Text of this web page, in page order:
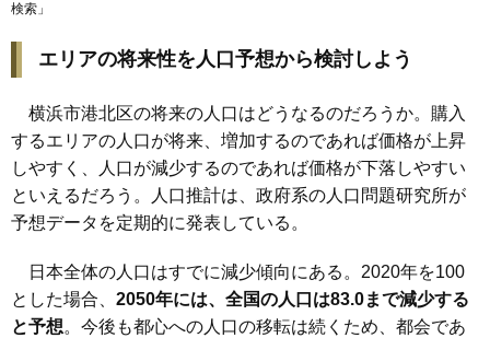
検索 」
エリアの将来性を人口予想から検討しよう
横浜市港北区の将来の人口はどうなるのだろうか。購入
するエリアの人口が将来、増加するのであれば価格が上昇
しやすく、人口が減少するのであれば価格が下落しやすい
といえるだろう。人口推計は、政府系の人口問題研究所が
予想データを定期的に発表している。
日本全体の人口はすでに減少傾向にある。2020年を100
とした場合、 2050年には、全国の人口は83.0まで減少する
と予想。今後も都心への人口の移転は続くため、都会であ